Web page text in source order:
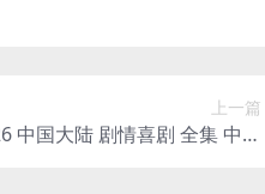
上一篇
中国大陆 剧情喜剧 全集 中字